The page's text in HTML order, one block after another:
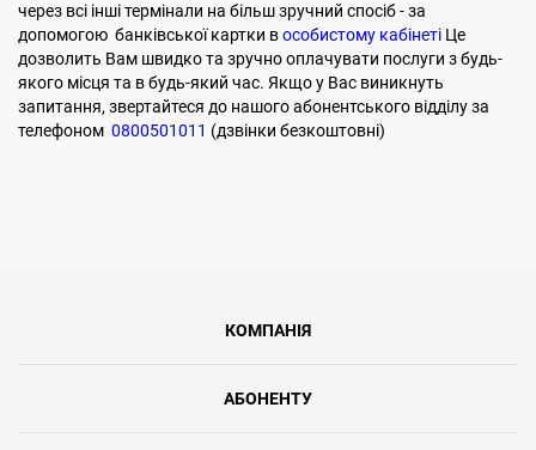
через всі інші термінали на більш зручний спосіб - за
допомогою банківської картки вособистому кабінеті Це
дозволить Вам швидко та зручно оплачувати послуги з будь-
якого місця та в будь-який час. Якщо у Вас виникнуть
запитання, звертайтеся до нашого абонентського відділу за
телефоном 0800501011 (дзвінки безкоштовні)
КОМПАНІЯ
АБОНЕНТУ